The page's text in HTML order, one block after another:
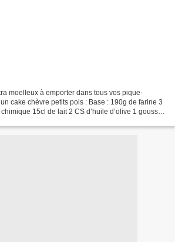
moelleux à emporter dans tous vos pique-
cake chèvre petits pois : Base : 190g de farine 3
15cl de lait 2 CS d’huile d’olive 1 gousse